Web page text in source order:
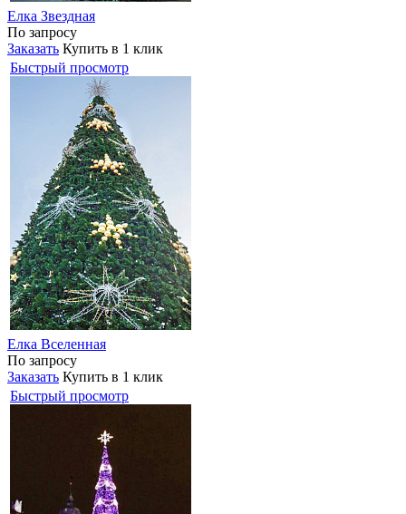
Елка Звездная
По запросу
Заказать Купить в 1 клик
Быстрый просмотр
Елка Вселенная
По запросу
Заказать Купить в 1 клик
Быстрый просмотр